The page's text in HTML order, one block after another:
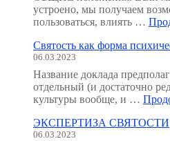
устроено, мы получаем
пользоваться, влиять …
Святость как форма
06.03.2023
Название доклада
отдельный (и достаточно
культуры вообще, и …
ЭКСПЕРТИЗА СВЯТОСТИ
06.03.2023